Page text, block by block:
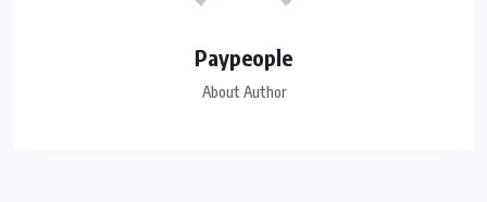
Paypeople
About Author